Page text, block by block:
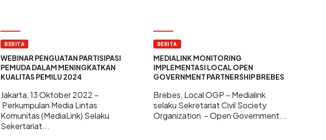
BERITA
WEBINAR PENGUATAN PARTISIPASI
PEMUDA DALAM MENINGKATKAN
KUALITAS PEMILU 2024
Jakarta, 13 Oktober 2022 –
Perkumpulan Media Lintas
Komunitas (MediaLink) Selaku
Sekertariat...
BERITA
MEDIALINK MONITORING
IMPLEMENTASI LOCAL OPEN
GOVERNMENT PARTNERSHIP BREBES
Brebes, Local OGP – Medialink
selaku Sekretariat Civil Society
Organization – Open Government...